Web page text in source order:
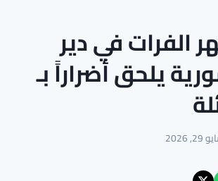
الفرات في دير
يلحق أضراراً بـ
2026